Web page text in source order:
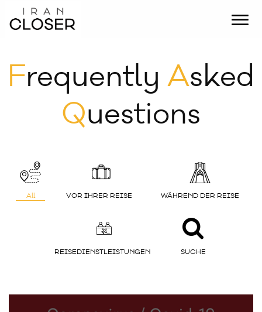
Frequently Asked
Questions
All VOR IHRER REISE WÄHREND DER REISE
REISEDIENSTLEISTUNGEN SUCHE